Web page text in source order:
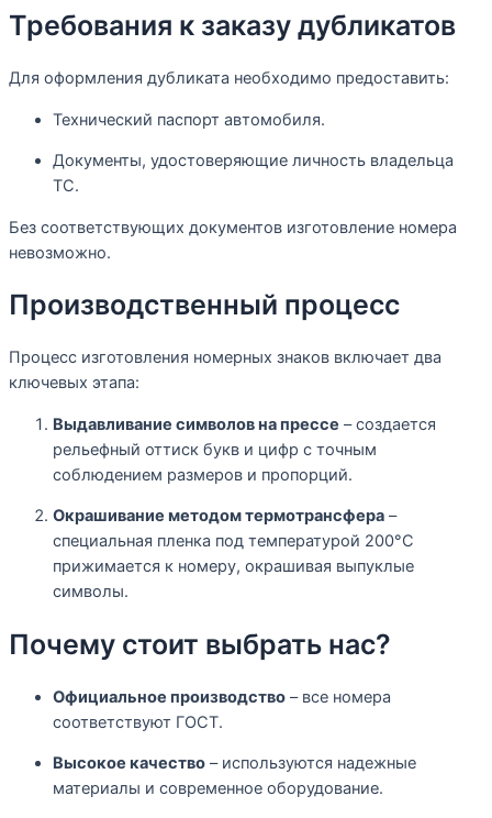
Требования к заказу дубликатов
Для оформления дубликата необходимо предоставить:
Технический паспорт автомобиля.
Документы, удостоверяющие личность владельца
ТС.
Без соответствующих документов изготовление номера
невозможно.
Производственный процесс
Процесс изготовления номерных знаков включает два
ключевых этапа:
Выдавливание символов на прессе – создается
рельефный оттиск букв и цифр с точным
соблюдением размеров и пропорций.
Окрашивание методом термотрансфера –
специальная пленка под температурой 200°C
прижимается к номеру, окрашивая выпуклые
символы.
Почему стоит выбрать нас?
Официальное производство – все номера
соответствуют ГОСТ.
Высокое качество – используются надежные
материалы и современное оборудование.